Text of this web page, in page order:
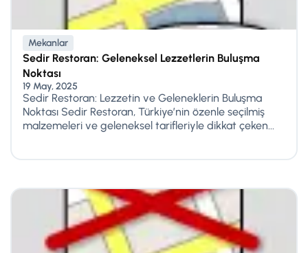
Mekanlar
Sedir Restoran: Geleneksel Lezzetlerin Buluşma
Noktası
19 May, 2025
Sedir Restoran: Lezzetin ve Geleneklerin Buluşma
Noktası Sedir Restoran, Türkiye’nin özenle seçilmiş
malzemeleri ve geleneksel tarifleriyle dikkat çeken...